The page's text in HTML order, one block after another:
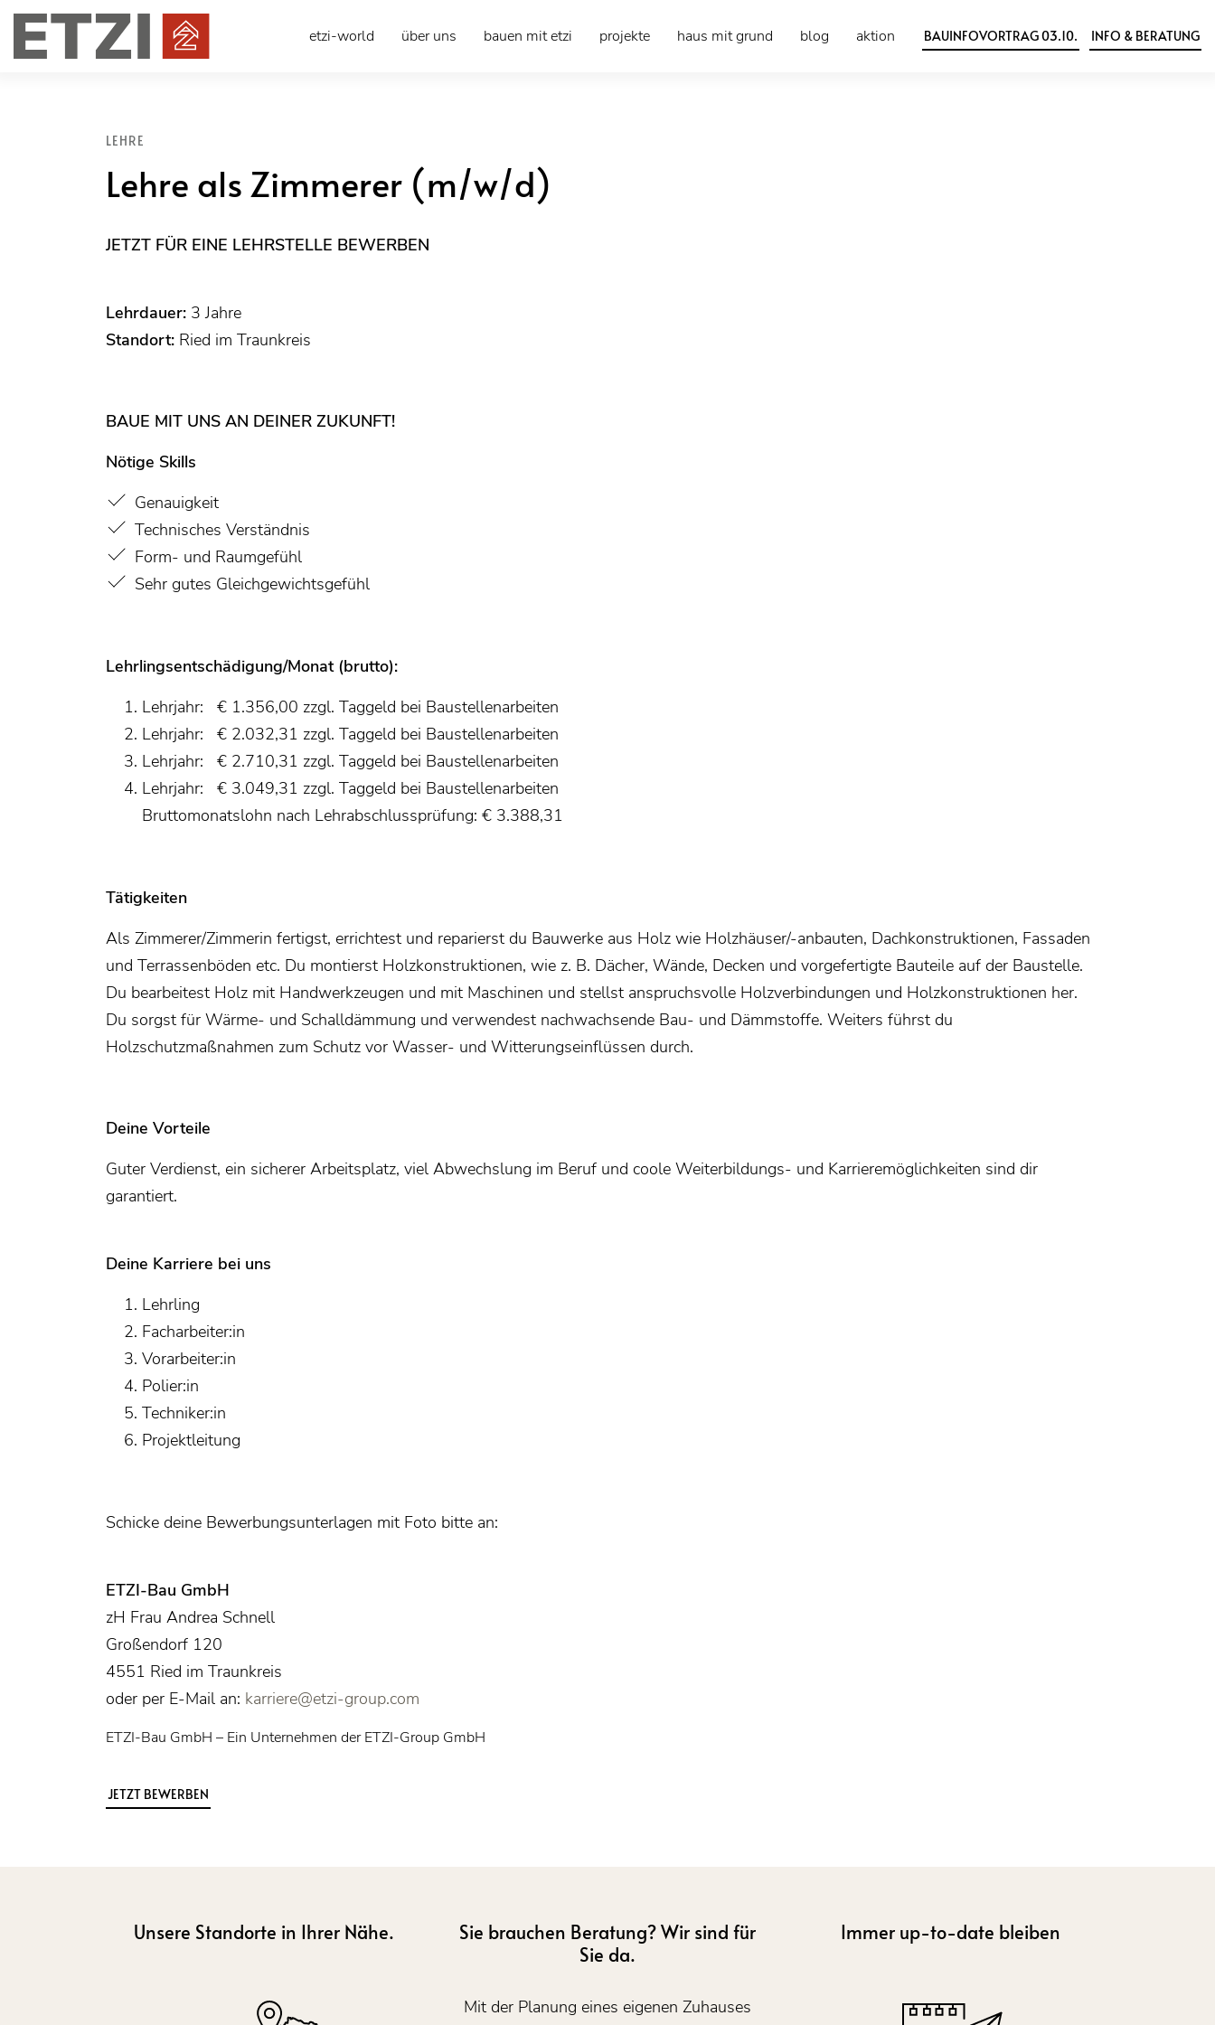
etzi-world über uns bauen mit etzi projekte haus mit grund blog aktion BAUINFOVORTRAG 03.10. INFO & BERATUNG
LEHRE
Lehre als Zimmerer (m/w/d)
JETZT FÜR EINE LEHRSTELLE BEWERBEN
Lehrdauer: 3 Jahre
Standort: Ried im Traunkreis
BAUE MIT UNS AN DEINER ZUKUNFT!
Nötige Skills
Genauigkeit
Technisches Verständnis
Form- und Raumgefühl
Sehr gutes Gleichgewichtsgefühl
Lehrlingsentschädigung/Monat (brutto):
Lehrjahr: € 1.356,00 zzgl. Taggeld bei Baustellenarbeiten
Lehrjahr: € 2.032,31 zzgl. Taggeld bei Baustellenarbeiten
Lehrjahr: € 2.710,31 zzgl. Taggeld bei Baustellenarbeiten
Lehrjahr: € 3.049,31 zzgl. Taggeld bei Baustellenarbeiten
Bruttomonatslohn nach Lehrabschlussprüfung: € 3.388,31
Tätigkeiten
Als Zimmerer/Zimmerin fertigst, errichtest und reparierst du Bauwerke aus Holz wie Holzhäuser/-anbauten, Dachkonstruktionen, Fassaden
und Terrassenböden etc. Du montierst Holzkonstruktionen, wie z. B. Dächer, Wände, Decken und vorgefertigte Bauteile auf der Baustelle.
Du bearbeitest Holz mit Handwerkzeugen und mit Maschinen und stellst anspruchsvolle Holzverbindungen und Holzkonstruktionen her.
Du sorgst für Wärme- und Schalldämmung und verwendest nachwachsende Bau- und Dämmstoffe. Weiters führst du
Holzschutzmaßnahmen zum Schutz vor Wasser- und Witterungseinflüssen durch.
Deine Vorteile
Guter Verdienst, ein sicherer Arbeitsplatz, viel Abwechslung im Beruf und coole Weiterbildungs- und Karrieremöglichkeiten sind dir
garantiert.
Deine Karriere bei uns
Lehrling
Facharbeiter:in
Vorarbeiter:in
Polier:in
Techniker:in
Projektleitung
Schicke deine Bewerbungsunterlagen mit Foto bitte an:
ETZI-Bau GmbH
zH Frau Andrea Schnell
Großendorf 120
4551 Ried im Traunkreis
oder per E-Mail an: karriere@etzi-group.com
ETZI-Bau GmbH – Ein Unternehmen der ETZI-Group GmbH
JETZT BEWERBEN
Unsere Standorte in Ihrer Nähe.
Sie brauchen Beratung? Wir sind für
Sie da.
Mit der Planung eines eigenen Zuhauses
Immer up-to-date bleiben